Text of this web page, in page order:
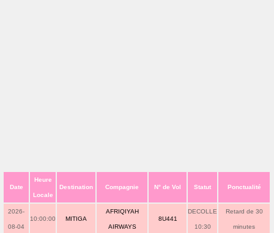
Date
Heure
Locale
Destination Compagnie N° de Vol Statut Ponctualité
2026-
08-04
10:00:00 MITIGA
AFRIQIYAH
AIRWAYS
8U441
DECOLLE
10:30
Retard de 30
minutes